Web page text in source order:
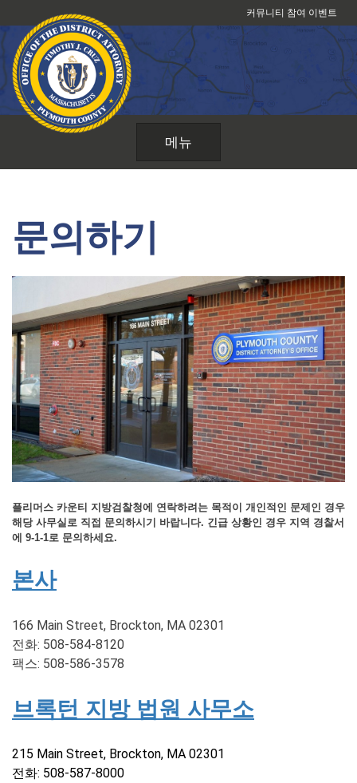
텐
츠
건
커뮤니티 참여 이벤트
메뉴
문의하기
플리머스 카운티 지방검찰청에 연락하려는 목적이 개인적인 문제인 경우
해당 사무실로 직접 문의하시기 바랍니다. 긴급 상황인 경우 지역 경찰서
에 9-1-1로 문의하세요.
본사
166 Main Street, Brockton, MA 02301
전화: 508-584-8120
팩스: 508-586-3578
브록턴 지방 법원 사무소
215 Main Street, Brockton, MA 02301
전화: 508-587-8000